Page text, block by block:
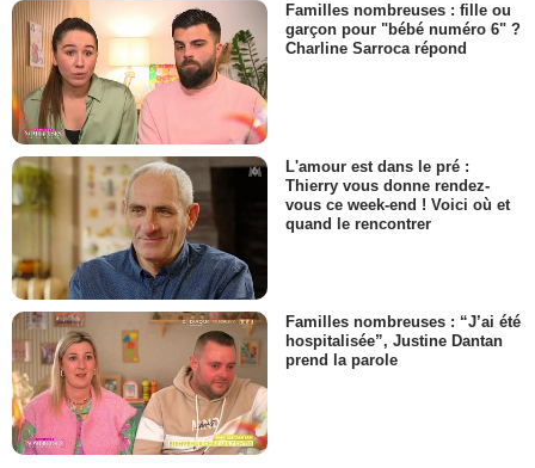
Familles nombreuses : fille ou
garçon pour "bébé numéro 6" ?
Charline Sarroca répond
L'amour est dans le pré :
Thierry vous donne rendez-
vous ce week-end ! Voici où et
quand le rencontrer
Familles nombreuses : “J’ai été
hospitalisée”, Justine Dantan
prend la parole